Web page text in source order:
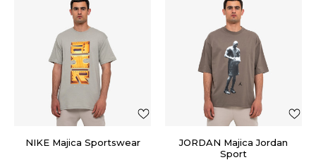
NIKE Majica Sportswear
JORDAN Majica Jordan
Sport